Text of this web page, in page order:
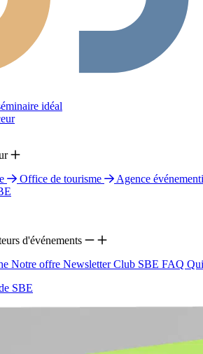
idéal
Office de tourisme
Agence
d'événements
Notre offre NewsletterClub SBE FAQ
SBE